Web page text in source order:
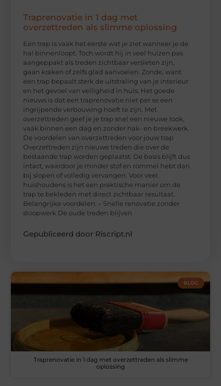
Traprenovatie in 1 dag met
overzettreden als slimme oplossing
Een trap is vaak het eerste wat je ziet wanneer je de
hal binnenloopt. Toch wordt hij in veel huizen pas
aangeppakt als treden zichtbaar versleten zijn,
gaan kraken of zelfs glad aanvoelen. Zonde, want
een trap bepaalt sterk de uitstraling van je interieur
en het gevoel van veiligheid in huis. Het goede
nieuws is dat een traprenovatie niet per se een
ingrijpende verbouwing hoeft te zijn. Met
overzettreden geef je je trap snel een nieuwe look,
vaak binnen een dag en zonder hak- en breekwerk.
De voordelen van overzettreden voor jouw trap
Overzettreden zijn nieuwe treden die over de
bestaande trap worden geplaatst. De basis blijft dus
intact, waardoor je minder stof en rommel hebt dan
bij slopen of volledig vervangen. Voor veel
huishoudens is het een praktische manier om de
trap te bekleden met direct zichtbaar resultaat.
Belangrijke voordelen: – Snelle renovatie zonder
sloopwerk De oude treden blijven
Gepubliceerd door Riscript.nl
BLOG
Traprenovatie in 1 dag met overzettreden als slimme
oplossing